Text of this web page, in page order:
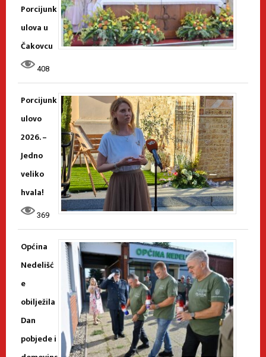
Porcijunk
ulova u
Čakovcu
408
Porcijunk
ulovo
2026. –
Jedno
veliko
hvala!
369
Općina
Nedelišć
e
obilježila
Dan
pobjede i